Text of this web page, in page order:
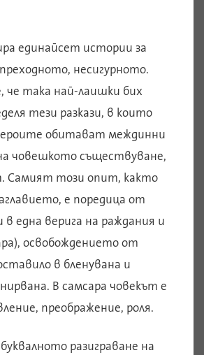
единайсет истории за
несигурното.
че така най-лаишки бих
тези разкази, в които
обитават междинни
човешкото съществуване,
Самият този опит, както
е поредица от
в една верига на раждания и
освобождението от
в бленувана и
В самсара човекът е
преображение, роля.
разиграване на